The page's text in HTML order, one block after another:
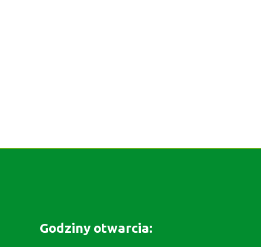
Godziny otwarcia: